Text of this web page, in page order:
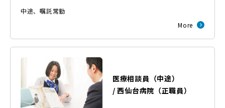
中途、嘱託常勤
More
医療相談員（中途）
/西仙台病院 （正職員）